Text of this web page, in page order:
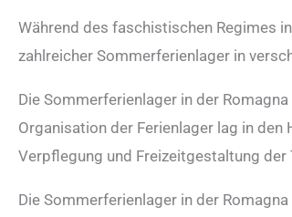
Während des faschistischen Regimes
zahlreicher Sommerferienlager in
Die Sommerferienlager in der
Organisation der Ferienlager lag in
Verpflegung und Freizeitgestaltung der
Die Sommerferienlager in der